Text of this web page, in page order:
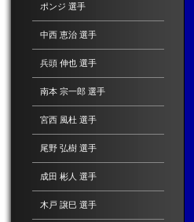
ポンジ 選手
中西 恵治 選手
兵頭 伸也 選手
南本 宗一郎 選手
宮西 風杜 選手
尾野 弘樹 選手
成田 彬人 選手
木戸 譲巳 選手